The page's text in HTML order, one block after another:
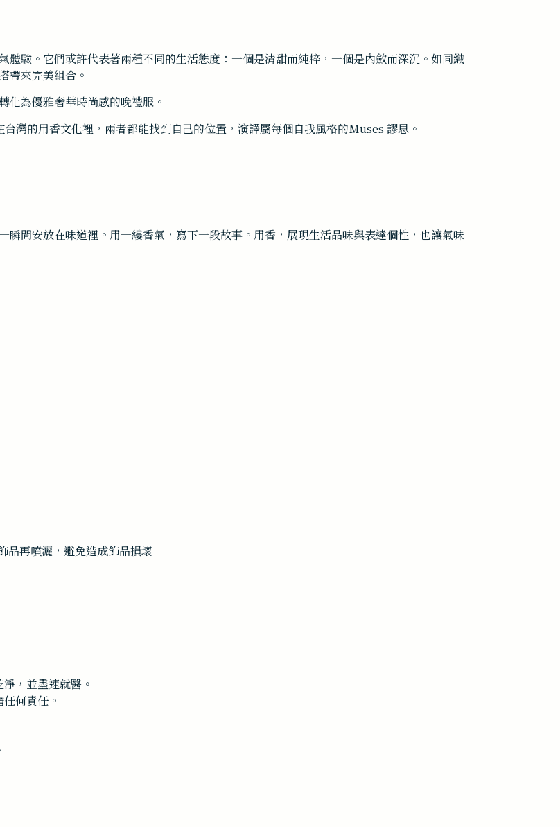
驗。它們或許代表著兩種不同的生活態度：一個是清甜而純粹，一個是內斂而深沉。如同織
帶來完美組合。
化為優雅奢華時尚感的晚禮服。
灣的用香文化裡，兩者都能找到自己的位置，演譯屬每個自我風格的Muses 謬思。
瞬間安放在味道裡。用一縷香氣，寫下一段故事。用香，展現生活品味與表達個性，也讓氣味
品再噴灑，避免造成飾品損壞
，並盡速就醫。
何責任。